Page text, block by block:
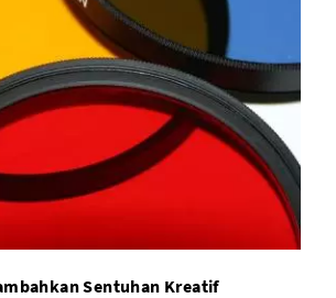
Sentuhan Kreatif